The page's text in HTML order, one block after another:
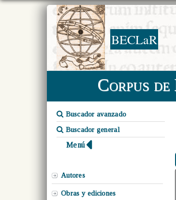
BECLaR
Corpus de
Buscador avanzado
Buscador general
Menú
Autores
Obras y ediciones